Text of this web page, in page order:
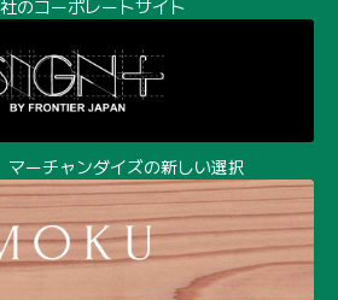
のコーポレートサイト
マーチャンダイズの新しい選択